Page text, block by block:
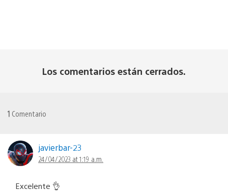
Los comentarios están cerrados.
1 Comentario
javierbar-23
24/04/2023 at 1:19 a.m.
Excelente 👌